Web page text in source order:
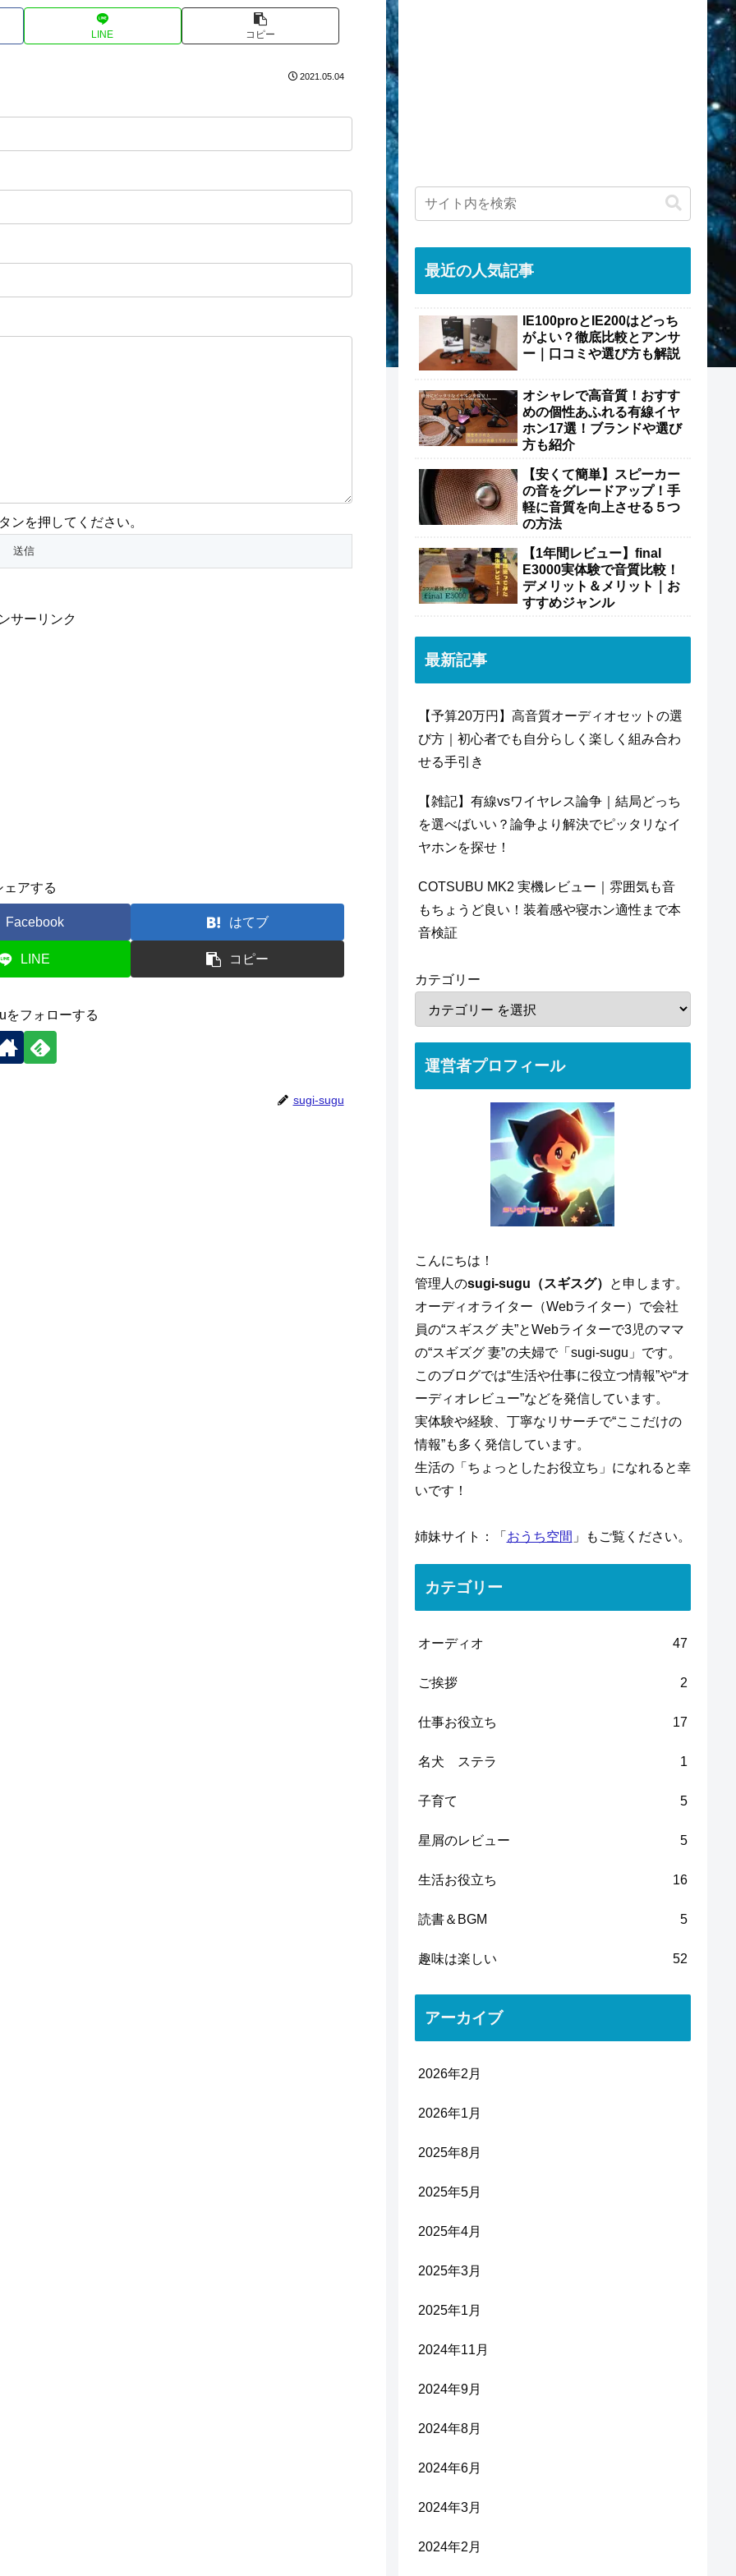
LINE コピー
2021.05.04
ンを押してください。
サーリンク
ェアする
Facebook はてブ
LINE コピー
をフォローする
sugi-sugu
最近の人気記事
IE100proとIE200はどっち
がよい？徹底比較とアンサ
ー｜口コミや選び方も解説
オシャレで高音質！おすす
めの個性あふれる有線イヤ
ホン17選！ブランドや選び
方も紹介
【安くて簡単】スピーカー
の音をグレードアップ！手
軽に音質を向上させる５つ
の方法
【1年間レビュー】final
E3000実体験で音質比較！
デメリット＆メリット｜お
すすめジャンル
最新記事
【予算20万円】高音質オーディオセットの選
び方｜初心者でも自分らしく楽しく組み合わ
せる手引き
【雑記】有線vsワイヤレス論争｜結局どっち
を選べばいい？論争より解決でピッタリなイ
ヤホンを探せ！
COTSUBU MK2 実機レビュー｜雰囲気も音
もちょうど良い！装着感や寝ホン適性まで本
音検証
カテゴリー
運営者プロフィール
こんにちは！
管理人のsugi-sugu（スギスグ）
と申します。
オーディオライター（Webライター）で会社
員の“スギスグ 夫”とWebライターで3児のママ
の“スギズグ 妻”の夫婦で「sugi-sugu」です。
このブログでは“生活や仕事に役立つ情報”や“オ
ーディオレビュー”などを発信しています。
実体験や経験、丁寧なリサーチで“ここだけの
情報”も多く発信しています。
生活の「ちょっとしたお役立ち」になれると幸
いです！
姉妹サイト：「 おうち空間 」もご覧ください。
カテゴリー
オーディオ 47
ご挨拶 2
仕事お役立ち 17
名犬 ステラ 1
子育て 5
星屑のレビュー 5
生活お役立ち 16
読書＆BGM 5
趣味は楽しい 52
アーカイブ
2026年2月
2026年1月
2025年8月
2025年5月
2025年4月
2025年3月
2025年1月
2024年11月
2024年9月
2024年8月
2024年6月
2024年3月
2024年2月